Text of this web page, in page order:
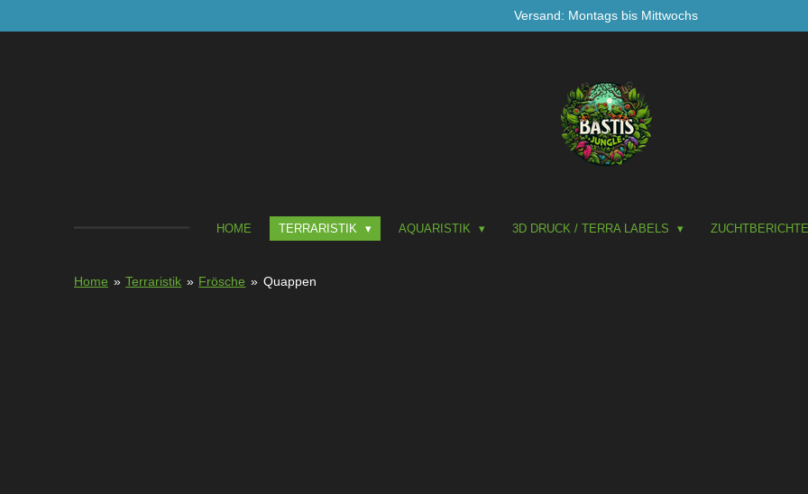
Hauptinhalt
Versand: Montags bis Mittwochs
HOME TERRARISTIK AQUARISTIK 3D DRUCK / TERRA LABELS ZUCHTBERICHTE
Home » Terraristik » Frösche » Quappen